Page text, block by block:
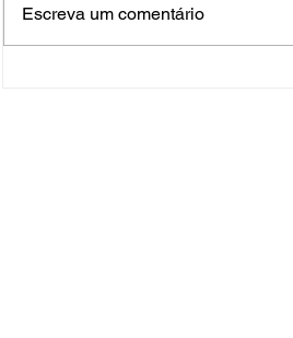
Escreva um comentário